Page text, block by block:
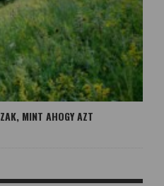
MINT AHOGY AZT